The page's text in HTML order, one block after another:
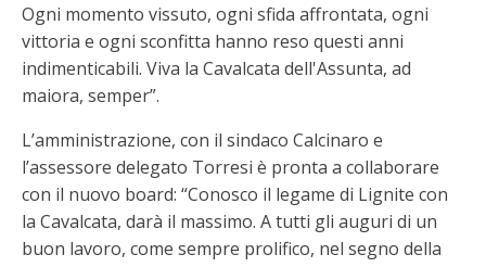
Ogni momento vissuto, ogni sfida affrontata, ogni
vittoria e ogni sconfitta hanno reso questi anni
indimenticabili. Viva la Cavalcata dell'Assunta, ad
maiora, semper”.
L’amministrazione, con il sindaco Calcinaro e
l’assessore delegato Torresi è pronta a collaborare
con il nuovo board: “Conosco il legame di Lignite con
la Cavalcata, darà il massimo. A tutti gli auguri di un
buon lavoro, come sempre prolifico, nel segno della